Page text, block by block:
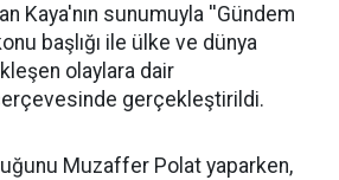
Kaya'nın sunumuyla ''Gündem
başlığı ile ülke ve dünya
olaylara dair
gerçekleştirildi.
Muzaffer Polat yaparken,